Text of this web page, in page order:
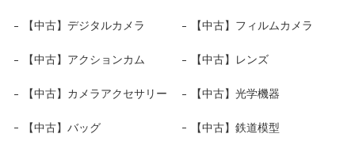
【中古】デジタルカメラ 【中古】フィルムカメラ
【中古】アクションカム 【中古】レンズ
【中古】カメラアクセサリー 【中古】光学機器
【中古】バッグ 【中古】鉄道模型